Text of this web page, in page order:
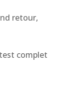
retour,
complet